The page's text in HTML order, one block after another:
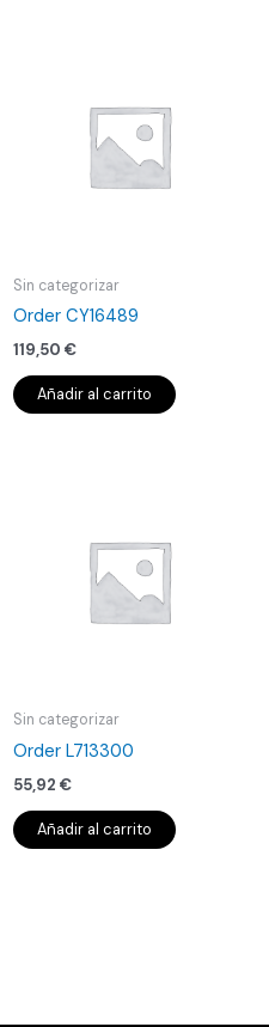
Sin categorizar
Order CY16489
119,50 €
Añadir al carrito
Sin categorizar
Order L713300
55,92 €
Añadir al carrito